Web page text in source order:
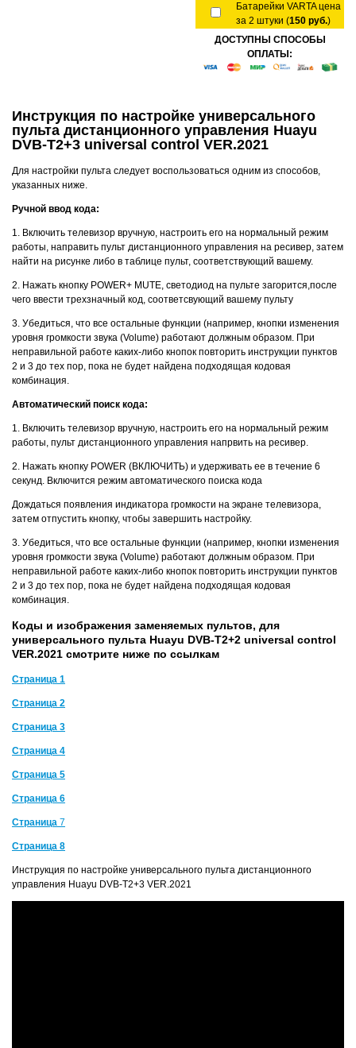
Батарейки VARTA цена
за 2 штуки (150 руб.)
ДОСТУПНЫ СПОСОБЫ
ОПЛАТЫ:
Инструкция по настройке универсального
пульта дистанционного управления Huayu
DVB-T2+3 universal control VER.2021
Для настройки пульта следует воспользоваться одним из способов,
указанных ниже.
Ручной ввод кода:
1. Включить телевизор вручную, настроить его на нормальный режим
работы, направить пульт дистанционного управления на ресивер, затем
найти на рисунке либо в таблице пульт, соответствующий вашему.
2. Нажать кнопку POWER+ MUTE, светодиод на пульте загорится,после
чего ввести трехзначный код, соответсвующий вашему пульту
3. Убедиться, что все остальные функции (например, кнопки изменения
уровня громкости звука (Volume) работают должным образом. При
неправильной работе каких-либо кнопок повторить инструкции пунктов
2 и 3 до тех пор, пока не будет найдена подходящая кодовая
комбинация.
Автоматический поиск кода:
1. Включить телевизор вручную, настроить его на нормальный режим
работы, пульт дистанционного управления напрвить на ресивер.
2. Нажать кнопку POWER (ВКЛЮЧИТЬ) и удерживать ее в течение 6
секунд. Включится режим автоматического поиска кода
Дождаться появления индикатора громкости на экране телевизора,
затем отпустить кнопку, чтобы завершить настройку.
3. Убедиться, что все остальные функции (например, кнопки изменения
уровня громкости звука (Volume) работают должным образом. При
неправильной работе каких-либо кнопок повторить инструкции пунктов
2 и 3 до тех пор, пока не будет найдена подходящая кодовая
комбинация.
Коды и изображения заменяемых пультов, для
универсального пульта Huayu DVB-T2+2 universal control
VER.2021 смотрите ниже по ссылкам
Страница 1
Страница 2
Страница 3
Страница 4
Страница 5
Страница 6
Страница 7
Страница 8
Инструкция по настройке универсального пульта дистанционного
управления Huayu DVB-T2+3 VER.2021